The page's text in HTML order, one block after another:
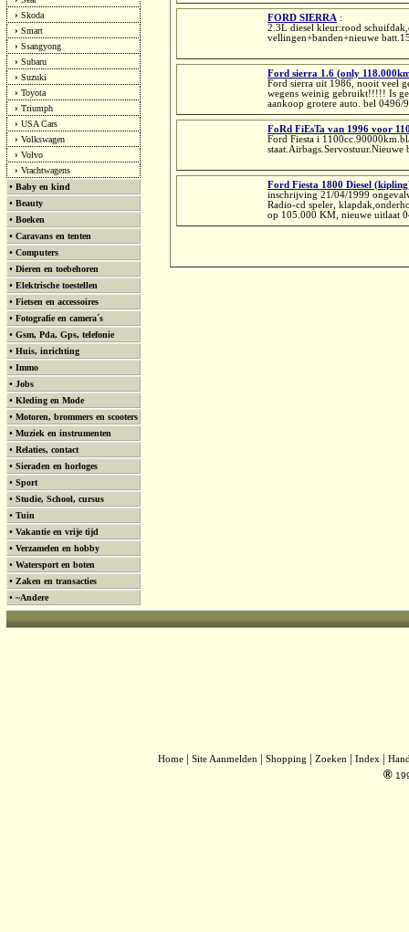
› Skoda
› Smart
› Ssangyong
› Subaru
› Suzuki
› Toyota
› Triumph
› USA Cars
› Volkswagen
› Volvo
› Vrachtwagens
• Baby en kind
• Beauty
• Boeken
• Caravans en tenten
• Computers
• Dieren en toebehoren
• Elektrische toestellen
• Fietsen en accessoires
• Fotografie en camera´s
• Gsm, Pda, Gps, telefonie
• Huis, inrichting
• Immo
• Jobs
• Kleding en Mode
• Motoren, brommers en scooters
• Muziek en instrumenten
• Relaties, contact
• Sieraden en horloges
• Sport
• Studie, School, cursus
• Tuin
• Vakantie en vrije tijd
• Verzamelen en hobby
• Watersport en boten
• Zaken en transacties
• ~Andere
FORD SIERRA :
2.3L diesel kleur:rood
vellingen+banden+nieuwe
Ford sierra 1.6 (only
Ford sierra uit 1986, nooit veel
wegens weinig gebruikt!!!!! Is
aankoop grotere auto. bel 0496/
FoRd FiEsTa van 1996 voor
Ford Fiesta i
staat.Airbags.Servostuur.Nieuwe
Ford Fiesta 1800 Diesel
inschrijving 21/04/1999
Radio-cd speler,
op 105.000 KM, nieuwe uitlaat
Home | Site Aanmelden | Shopping | Zoeken | Index |
®